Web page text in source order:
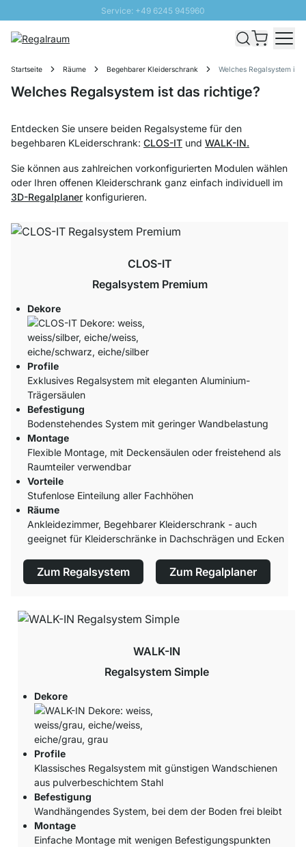
Service: +49 6245 945960
Schnelle Lieferung - Gratis Versand ab 100€
SUNNY SALE: Bis zu 20% Rabatt
Startseite Räume Begehbarer Kleiderschrank Welches Regalsystem ist
Welches Regalsystem ist das richtige?
Entdecken Sie unsere beiden Regalsysteme für den
begehbaren KLeiderschrank: CLOS-IT und WALK-IN.
Sie können aus zahlreichen vorkonfigurierten Modulen wählen
oder Ihren offenen Kleiderschrank ganz einfach individuell im
3D-Regalplaner konfigurieren.
CLOS-IT
Regalsystem Premium
Dekore
Profile
Exklusives Regalsystem mit eleganten Aluminium-
Trägersäulen
Befestigung
Bodenstehendes System mit geringer Wandbelastung
Montage
Flexible Montage, mit Deckensäulen oder freistehend als
Raumteiler verwendbar
Vorteile
Stufenlose Einteilung aller Fachhöhen
Räume
Ankleidezimmer, Begehbarer Kleiderschrank - auch
geeignet für Kleiderschränke in Dachschrägen und Ecken
Zum Regalsystem Zum Regalplaner
WALK-IN
Regalsystem Simple
Dekore
Profile
Klassisches Regalsystem mit günstigen Wandschienen
aus pulverbeschichtem Stahl
Befestigung
Wandhängendes System, bei dem der Boden frei bleibt
Montage
Einfache Montage mit wenigen Befestigungspunkten